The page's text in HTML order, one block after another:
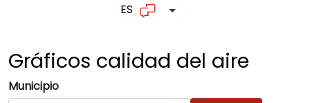
ES Lista adicional de
Gráficos calidad del aire
Municipio